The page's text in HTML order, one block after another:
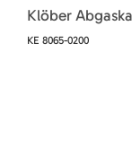
Klöber
KE 8065-0200